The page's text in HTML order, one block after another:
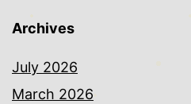
Archives
July 2026
March 2026